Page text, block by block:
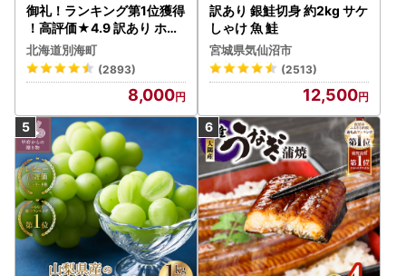
御礼！ランキング第1位獲得
！高評価★4.9 訳あり ホタ
テ 400g（ほたて 帆立 貝柱
冷凍 ）
北海道別海町
(2893)
8,000
訳あり 銀鮭切身 約2kg サケ
しゃけ 魚 鮭
宮城県気仙沼市
(2513)
12,500